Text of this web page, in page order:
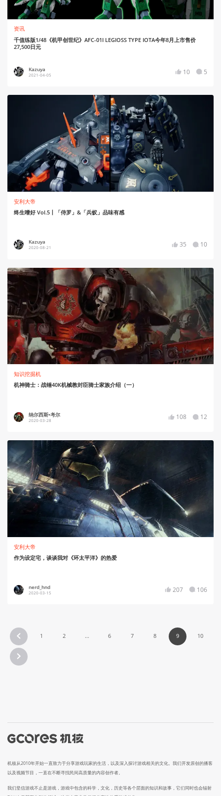
资讯
千值练版1/48《机甲创世纪》AFC-01I LEGIOSS TYPE IOTA今年8月上市售价
27,500日元
Kazuya
2021-04-05 10 5
安利大帝
终生嗜好 Vol.5丨「侍罗」&「兵蚁」品味有感
Kazuya
2020-08-21 35 10
知识挖掘机
机神骑士：战锤40K机械教封臣骑士家族介绍（一）
纳尔西斯•考尔
2020-03-28 108 12
安利大帝
作为设定宅，谈谈我对《环太平洋》的热爱
nerd_hnd
2020-03-15 207 106
1 2 ... 6 7 8 9 10
机核从2010年开始一直致力于分享游戏玩家的生活，以及深入探讨游戏相关的文化。我们开发原创的播客
以及视频节目，一直在不断寻找民间高质量的内容创作者。
我们坚信游戏不止是游戏，游戏中包含的科学，文化，历史等各个层面的知识和故事，它们同时也会辐射